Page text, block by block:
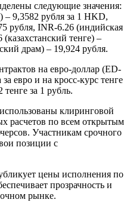
следующие значения:
– 9,3582 рубля за 1 HKD,
рубля, INR-6.26 (индийская
тенге) –
драм) – 19,924 рубля.
на евро-доллар (ED-
евро и на кросс-курс тенге
за 1 рубль.
клиринговой
расчетов по всем открытым
Участникам срочного
позиции с
цены исполнения по
прозрачность и
рынке.